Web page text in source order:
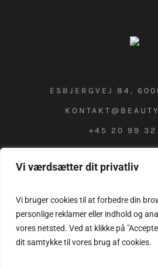
Vi værdsætter dit privatliv
Vi bruger cookies til at forbedre din
personlige reklamer eller indhold og
vores netsted. Ved at klikke på
dit samtykke til vores brug af cookies.
ESBJERGVEJ 84,
+45 20 99 32
COOKIE &